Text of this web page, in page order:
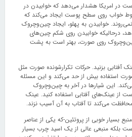
در امریکا هشدار می‌دهد که خوابیدن در
خواب روی سطح پوست ایجاد می‌کند که
خوابیدن به پهلو، ایجاد چین‌وچروک
درحالیکه خوابیدن روی شکم چین‌های
روی صورت، بهتر است به پشت
آفتابی بزنید. حرکات تکرارشونده صورت مثل
استفاده بیش از حد می‌کند و این مسئله
این شیارها در آخر به چین‌وچروک
از عینک‌های آفتابی استفاده کنید. عینک
می‌کند تا آفتاب به آن آسیب نزند.
بسیار خوبی از پروتئین-که یکی از عناصر
بلکه منبعی عالی از یک اسید چرب بسیار